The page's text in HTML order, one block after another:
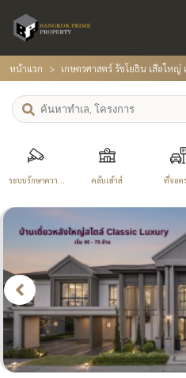
หน้าแรก เกษตรศาสตร์ รัชโยธิน เสือใหญ่
ระบบรักษาความ คลับเฮ้าส์ ที่จอด